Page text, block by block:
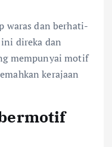
waras dan berhati-
direka dan
mempunyai motif
kerajaan